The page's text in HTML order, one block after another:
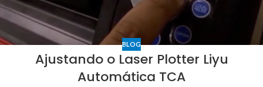
BLOG
Ajustando o Laser Plotter Liyu
Automática TCA